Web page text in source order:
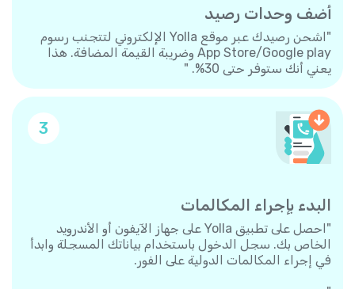
أضف وحدات رصيد
"اشحن رصيدك عبر موقع Yolla الإلكتروني لتتجنب رسوم
App Store/Google play وضريبة القيمة المضافة. هذا
يعني أنك ستوفر حتى 30%. "
3
البدء بإجراء المكالمات
"احصل على تطبيق Yolla على جهاز الآيفون أو الأندرويد
الخاص بك. سجل الدخول باستخدام بياناتك المسجلة وابدأ
في إجراء المكالمات الدولية على الفور.